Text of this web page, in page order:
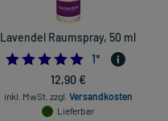
Lavendel Raumspray, 50 ml
5.0
1*
12,90 €
inkl. MwSt. zzgl. Versandkosten
Lieferbar